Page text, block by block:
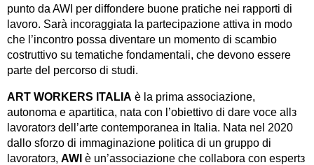
punto da AWI per diffondere buone pratiche nei rapporti di
lavoro. Sarà incoraggiata la partecipazione attiva in modo
che l’incontro possa diventare un momento di scambio
costruttivo su tematiche fondamentali, che devono essere
parte del percorso di studi.
ART WORKERS ITALIA è la prima associazione,
autonoma e apartitica, nata con l’obiettivo di dare voce allз
lavoratorз dell’arte contemporanea in Italia. Nata nel 2020
dallo sforzo di immaginazione politica di un gruppo di
lavoratorз, AWI è un’associazione che collabora con espertз